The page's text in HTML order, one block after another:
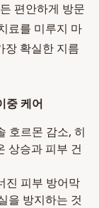
편안하게 방문
료를 미루지 마
장 확실한 지름
중 케어
호르몬 감소, 히
상승과 피부 건
진 피부 방어막
을 방지하는 것